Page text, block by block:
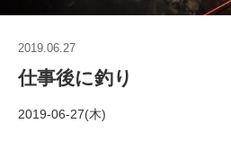
2019.06.27
仕事後に釣り
2019-06-27(木)